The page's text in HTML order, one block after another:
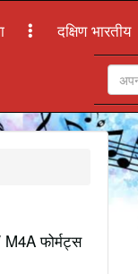
दक्षिण भारतीय
फोर्मट्स